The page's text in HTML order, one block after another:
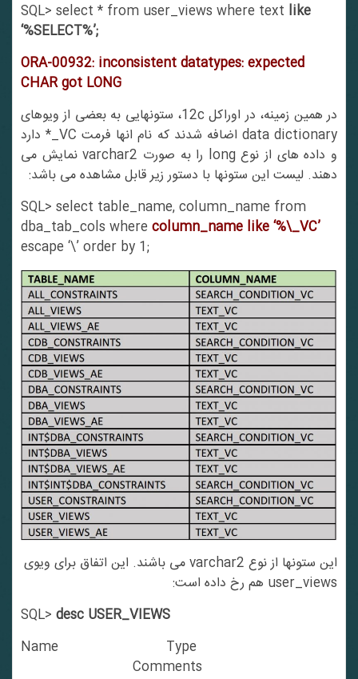
SQL> select * from user_views where textlike
‘%SELECT%’;
ORA-00932: inconsistent datatypes: expected
CHAR got LONG
در همین زمینه، در اوراکل 12c، ستونهایی به بعضی از ویوهای
data dictionary اضافه شدند که نام انها فرمت VC_* دارد
و داده های از نوع long را به صورت varchar2 نمایش می
دهند. لیست این ستونها با دستور زیر قابل مشاهده می باشد:
SQL> select table_name, column_name from
dba_tab_cols wherecolumn_name like ‘%\_VC’
escape ‘\’ order by 1;
این ستونها از نوع varchar2 می باشند. این اتفاق برای ویوی
user_views هم رخ داده است:
SQL>desc USER_VIEWS
Name Type
Comments